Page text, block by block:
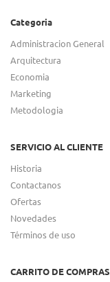
Categoria
Administracion General
Arquitectura
Economia
Marketing
Metodologia
SERVICIO AL CLIENTE
Historia
Contactanos
Ofertas
Novedades
Términos de uso
CARRITO DE COMPRAS